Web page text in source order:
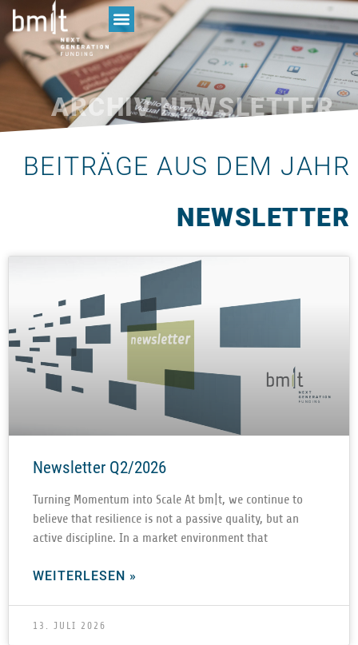
ARCHIVNEWSLETTER
BEITRÄGE AUS DEM JAHR
NEWSLETTER
Newsletter Q2/2026
Tur­ning Momen­tum into Scale At bm|t, we con­ti­nue to
believe that resi­li­ence is not a pas­sive qua­lity, but an
active disci­pline. In a mar­ket envi­ron­ment that
WEITERLESEN »
13. JULI 2026